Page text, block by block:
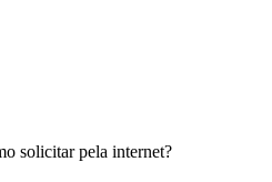
solicitar pela internet?